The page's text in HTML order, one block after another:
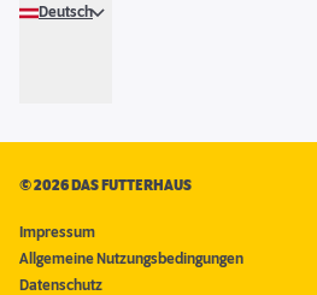
Deutsch
©2026 DAS FUTTERHAUS
Impressum
Allgemeine Nutzungsbedingungen
Datenschutz